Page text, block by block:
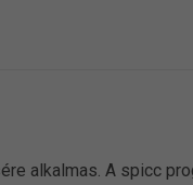
alkalmas. A spicc